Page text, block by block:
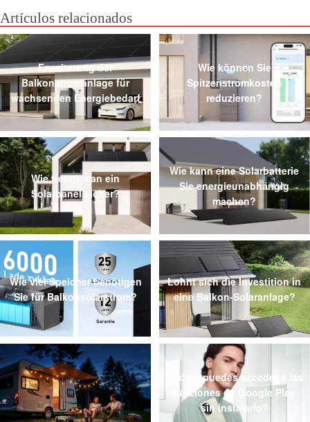
Artículos relacionados
Erweiterung der
Balkonstromanlage für
wachsenden Energiebedarf
Wie können Sie
Spitzenstromkosten
reduzieren?
Wie trennt man ein
Solarpanel sicher?
Wie kann eine Solarbatterie
Sie energieunabhängig
machen?
Wie viel Speicher benötigen
Sie für Balkonsolarstrom?
Lohnt sich die Investition in
eine Balkon-Solaranlage?
¿Cómo puedes acceder a las
funciones de Google Play
sin instalarlo?